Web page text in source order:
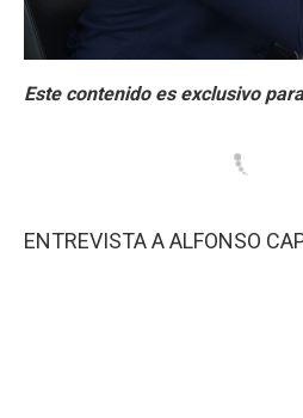
ENTREVISTA A ALFONSO